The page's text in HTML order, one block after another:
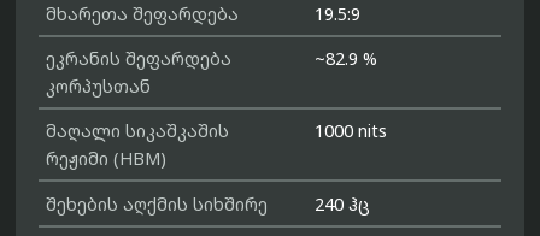
მხარეთა შეფარდება
19.5:9
ეკრანის შეფარდება
კორპუსთან
~82.9 %
მაღალი სიკაშკაშის
რეჟიმი (HBM)
1000 nits
შეხების აღქმის სიხშირე
240 ჰც